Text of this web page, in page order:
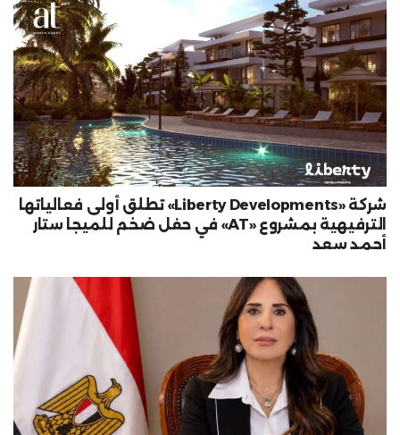
شركة «Liberty Developments» تطلق أولى فعالياتها
الترفيهية بمشروع «AT» في حفل ضخم للميجا ستار
أحمد سعد